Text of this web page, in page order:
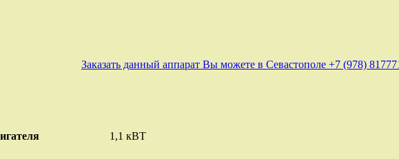
Заказать данный аппарат Вы можете в Севастополе +7 (978)
1,1 кВТ